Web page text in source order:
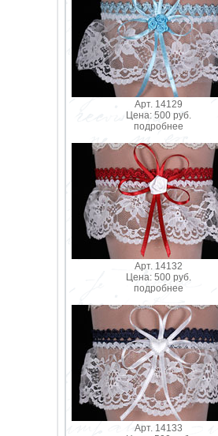
Арт. 14129
Цена: 500 руб.
подробнее
Арт. 14132
Цена: 500 руб.
подробнее
Арт. 14133